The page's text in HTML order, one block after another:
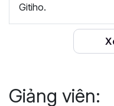
thuật hay trong
Những thiết lập
lập theme,
đường kẻ lưới trong
và gán nội dung
Gitiho.
Giảng viên: